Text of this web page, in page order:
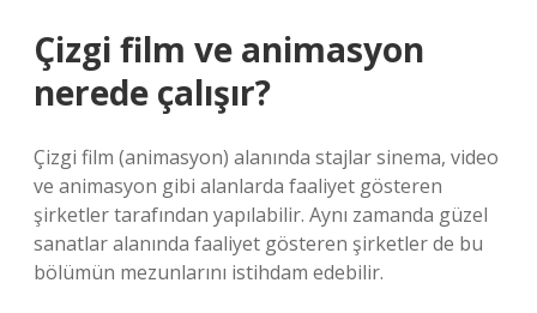
Çizgi film ve animasyon
nerede çalışır?
Çizgi film (animasyon) alanında stajlar sinema, video
ve animasyon gibi alanlarda faaliyet gösteren
şirketler tarafından yapılabilir. Aynı zamanda güzel
sanatlar alanında faaliyet gösteren şirketler de bu
bölümün mezunlarını istihdam edebilir.